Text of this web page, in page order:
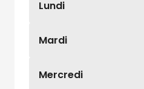
Lundi
Mardi
Mercredi